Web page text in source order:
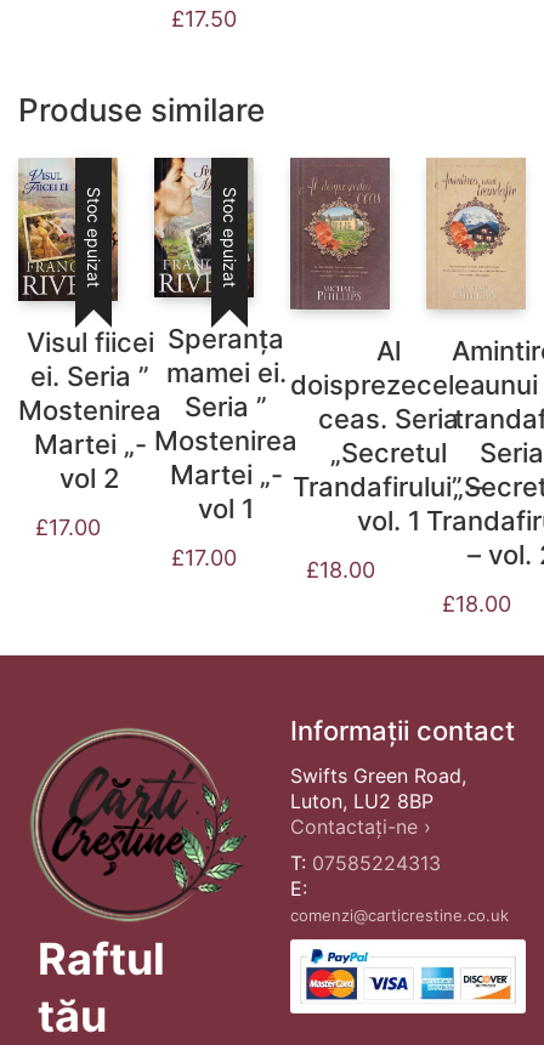
£17.50
Produse similare
Stoc epuizat
Visul fiicei
ei. Seria ”
Mostenirea
Martei „-
vol 2
£17.00
Stoc epuizat
Speranța
mamei ei.
Seria ”
Mostenirea
Martei „-
vol 1
£17.00
Al
doisprezecelea
ceas. Seria
„Secretul
Trandafirului” –
vol. 1
£18.00
unui
Seria
– vol.
£18.00
Raftul
tău
Informații contact
Swifts Green Road,
Luton, LU2 8BP
Contactați-ne ›
T: 07585224313
E:
comenzi@carticrestine.co.uk